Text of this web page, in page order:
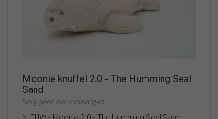
Moonie knuffel 2.0 - The Humming Seal
Sand
Nog geen beoordelingen